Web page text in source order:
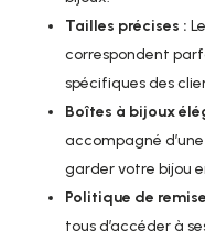
Tailles précises :
correspondent
spécifiques des
Boîtes à bijoux
accompagné
garder votre bijou
Politique de
tous d’accéder à